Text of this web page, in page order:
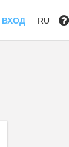
ВХОД RU